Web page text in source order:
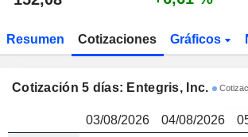
Resumen Cotizaciones Gráficos
Cotización 5 días: Entegris, Inc.
03/08/2026 04/08/2026